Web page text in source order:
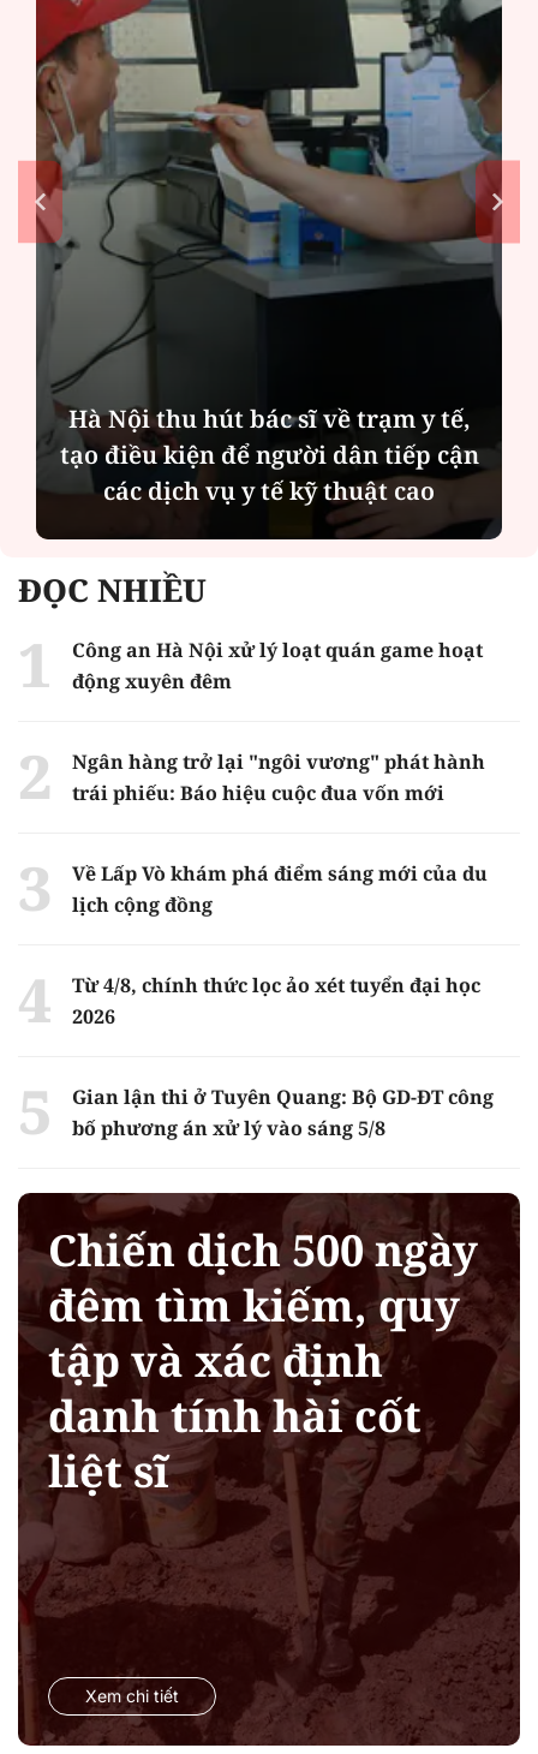
Hà Nội thu hút bác sĩ về trạm y tế,
tạo điều kiện để người dân tiếp cận
các dịch vụ y tế kỹ thuật cao
ĐỌC NHIỀU
Công an Hà Nội xử lý loạt quán game hoạt
động xuyên đêm
Ngân hàng trở lại "ngôi vương" phát hành
trái phiếu: Báo hiệu cuộc đua vốn mới
Về Lấp Vò khám phá điểm sáng mới của du
lịch cộng đồng
Từ 4/8, chính thức lọc ảo xét tuyển đại học
2026
Gian lận thi ở Tuyên Quang: Bộ GD-ĐT công
bố phương án xử lý vào sáng 5/8
Chiến dịch 500 ngày
đêm tìm kiếm, quy
tập và xác định
danh tính hài cốt
liệt sĩ
Xem chi tiết